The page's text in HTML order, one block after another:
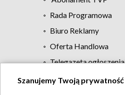
Rada Programowa
Biuro Reklamy
Oferta Handlowa
Telegazeta ogłoszenia
Szanujemy Twoją prywatność